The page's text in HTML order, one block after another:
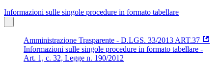
Informazioni sulle singole procedure in formato tabellare
Amministrazione Trasparente - D.LGS. 33/2013 ART.37
Informazioni sulle singole procedure in formato tabellare -
Art. 1, c. 32, Legge n. 190/2012